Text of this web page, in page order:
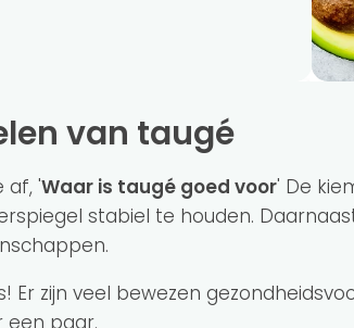
van taugé
af, 'Waar is taugé goed voor' De
stabiel te houden.
Er zijn veel bewezen
een paar.